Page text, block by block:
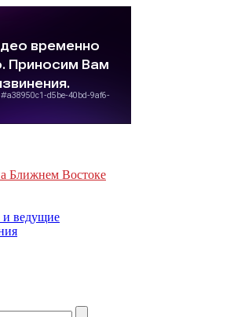
Ближнем Востоке
ведущие